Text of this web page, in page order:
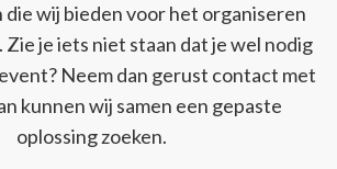
die wij bieden voor het organiseren
je iets niet staan dat je wel nodig
Neem dan gerust contact met
kunnen wij samen een gepaste
oplossing zoeken.